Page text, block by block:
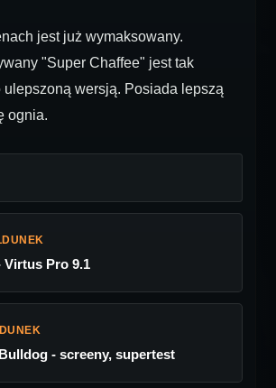
jest już wymaksowany.
"Super Chaffee" jest tak
ulepszoną wersją. Posiada lepszą
ognia.
Virtus Pro 9.1
- screeny, supertest